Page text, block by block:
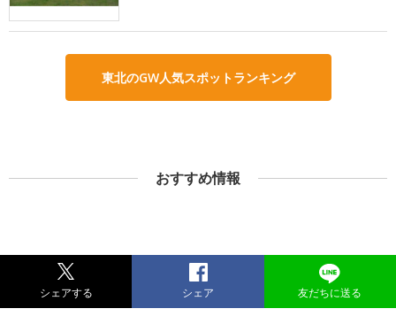
東北のGW人気スポットランキング
おすすめ情報
シェアする シェア 友だちに送る